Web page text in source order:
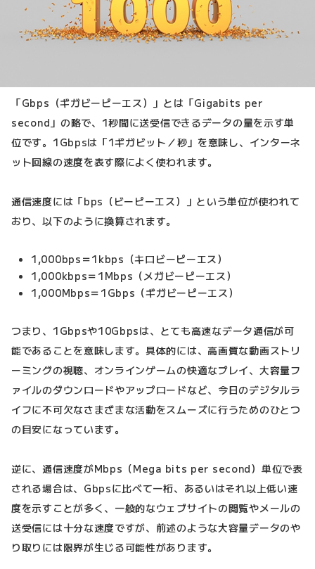
「Gbps（ギガビーピーエス）」とは「Gigabits per
second」の略で、1秒間に送受信できるデータの量を示す単
位です。1Gbpsは「1ギガビット／秒」を意味し、インターネ
ット回線の速度を表す際によく使われます。
通信速度には「bps（ビーピーエス）」という単位が使われて
おり、以下のように換算されます。
1,000bps＝1kbps（キロビーピーエス）
1,000kbps＝1Mbps（メガビーピーエス）
1,000Mbps＝1Gbps（ギガビーピーエス）
つまり、1Gbpsや10Gbpsは、とても高速なデータ通信が可
能であることを意味します。具体的には、高画質な動画ストリ
ーミングの視聴、オンラインゲームの快適なプレイ、大容量フ
ァイルのダウンロードやアップロードなど、今日のデジタルラ
イフに不可欠なさまざまな活動をスムーズに行うためのひとつ
の目安になっています。
逆に、通信速度がMbps（Mega bits per second）単位で表
される場合は、Gbpsに比べて一桁、あるいはそれ以上低い速
度を示すことが多く、一般的なウェブサイトの閲覧やメールの
送受信には十分な速度ですが、前述のような大容量データのや
り取りには限界が生じる可能性があります。